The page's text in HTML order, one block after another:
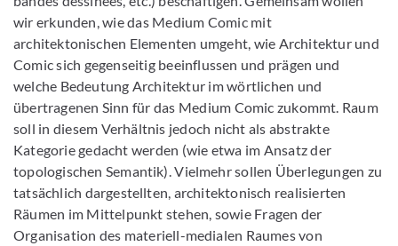
wir erkunden, wie das Medium Comic mit
architektonischen Elementen umgeht, wie Architektur und
Comic sich gegenseitig beeinflussen und prägen und
welche Bedeutung Architektur im wörtlichen und
übertragenen Sinn für das Medium Comic zukommt. Raum
soll in diesem Verhältnis jedoch nicht als abstrakte
Kategorie gedacht werden (wie etwa im Ansatz der
topologischen Semantik). Vielmehr sollen Überlegungen zu
tatsächlich dargestellten, architektonisch realisierten
Räumen im Mittelpunkt stehen, sowie Fragen der
Organisation des materiell-medialen Raumes von